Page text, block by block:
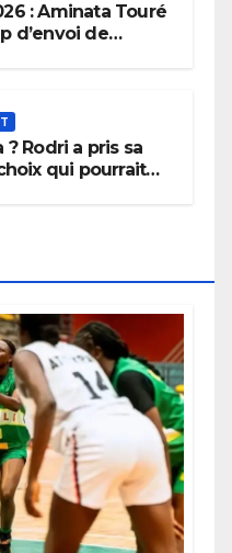
: Aminata Touré
d’envoi de
? Rodri a pris sa
qui pourrait